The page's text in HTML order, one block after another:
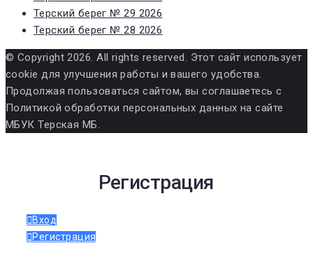
Терский берег № 29 2026
Терский берег № 28 2026
© Copyright 2026. All rights reserved. Этот сайт использует
cookie для улучшения работы и вашего удобства.
Продолжая пользоваться сайтом, вы соглашаетесь с
Политикой обработки персональных данных на сайте
МБУК Терская МБ.
Регистрация
Вход
Регистрация